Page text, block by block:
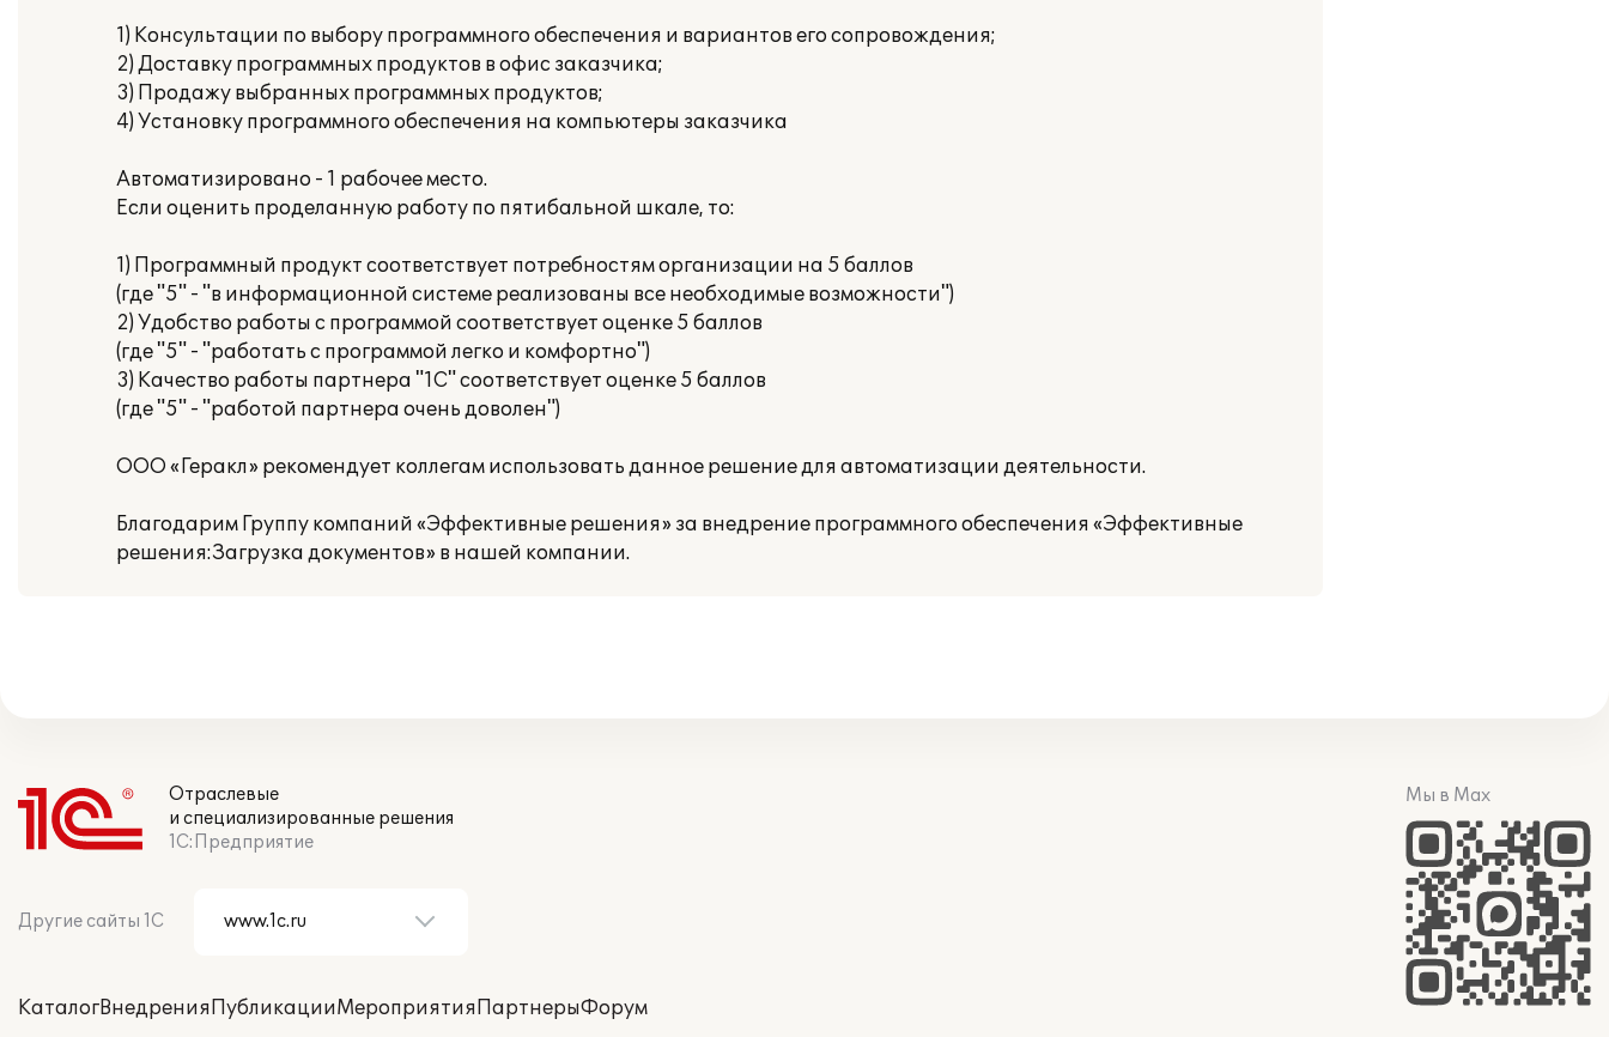
1) Консультации по выбору программного обеспечения и вариантов его сопровождения;
2) Доставку программных продуктов в офис заказчика;
3) Продажу выбранных программных продуктов;
4) Установку программного обеспечения на компьютеры заказчика
Автоматизировано - 1 рабочее место.
Если оценить проделанную работу по пятибальной шкале, то:
1) Программный продукт соответствует потребностям организации на 5 баллов
(где "5" - "в информационной системе реализованы все необходимые возможности")
2) Удобство работы с программой соответствует оценке 5 баллов
(где "5" - "работать с программой легко и комфортно")
3) Качество работы партнера "1С" соответствует оценке 5 баллов
(где "5" - "работой партнера очень доволен")
ООО «Геракл» рекомендует коллегам использовать данное решение для автоматизации деятельности.
Благодарим Группу компаний «Эффективные решения» за внедрение программного обеспечения «Эффективные
решения:Загрузка документов» в нашей компании.
Отраслевые
и специализированные решения
1С:Предприятие
Другие сайты 1С
КаталогВнедренияПубликацииМероприятияПартнерыФорум
Мы в Max